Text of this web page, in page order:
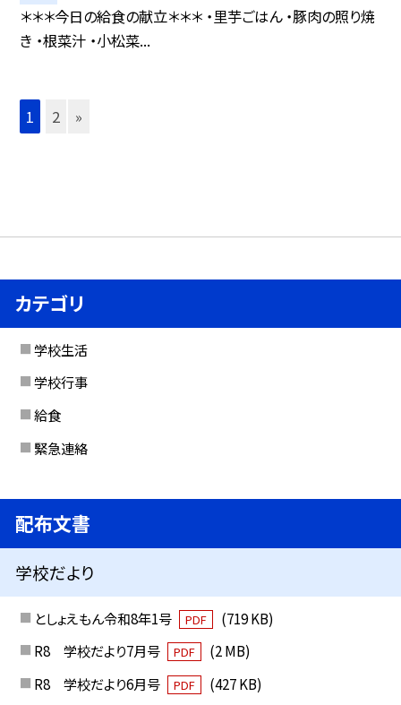
＊＊＊今日の給食の献立＊＊＊ ・里芋ごはん ・豚肉の照り焼
き ・根菜汁 ・小松菜...
1 2 »
カテゴリ
学校生活
学校行事
給食
緊急連絡
配布文書
学校だより
としょえもん令和8年1号 PDF
(719 KB)
R8 学校だより7月号
PDF
(2 MB)
R8 学校だより6月号
PDF
(427 KB)